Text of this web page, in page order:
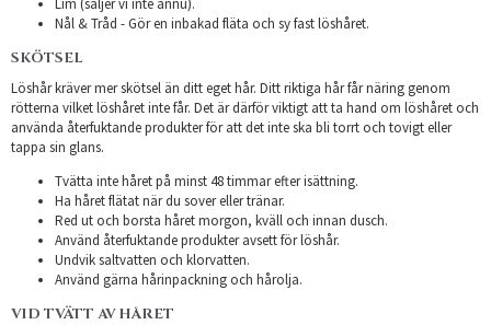
Nål & Tråd - Gör en inbakad fläta och sy fast löshåret.
SKÖTSEL
Löshår kräver mer skötsel än ditt eget hår. Ditt riktiga hår får näring genom
rötterna vilket löshåret inte får. Det är därför viktigt att ta hand om löshåret och
använda återfuktande produkter för att det inte ska bli torrt och tovigt eller
tappa sin glans.
Tvätta inte håret på minst 48 timmar efter isättning.
Ha håret flätat när du sover eller tränar.
Red ut och borsta håret morgon, kväll och innan dusch.
Använd återfuktande produkter avsett för löshår.
Undvik saltvatten och klorvatten.
Använd gärna hårinpackning och hårolja.
VID TVÄTT AV HÅRET